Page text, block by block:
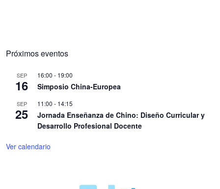
Próximos eventos
SEP
16
16:00 - 19:00
Simposio China-Europea
SEP
25
11:00 - 14:15
Jornada Enseñanza de Chino: Diseño Curricular y
Desarrollo Profesional Docente
Ver calendario